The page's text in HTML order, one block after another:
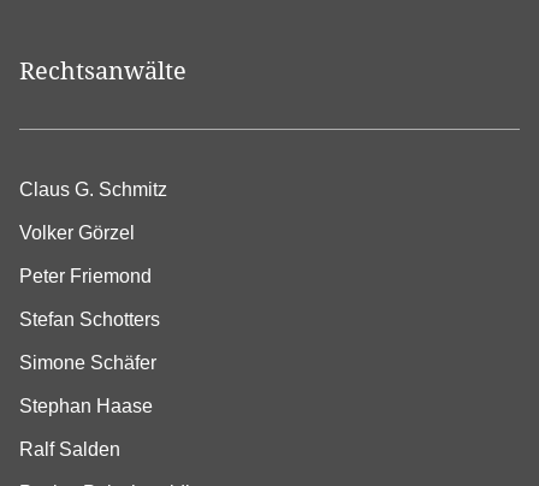
Rechtsanwälte
Claus G. Schmitz
Volker Görzel
Peter Friemond
Stefan Schotters
Simone Schäfer
Stephan Haase
Ralf Salden